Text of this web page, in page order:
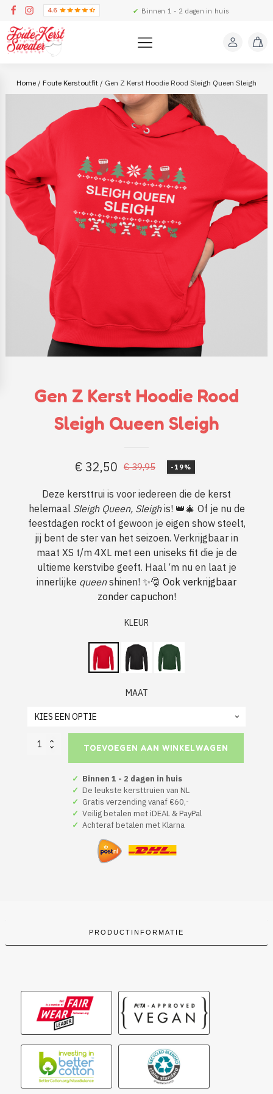
✔ Binnen 1 - 2 dagen in huis
Home / Foute Kerstoutfit / Gen Z Kerst Hoodie Rood Sleigh Queen Sleigh
Gen Z Kerst Hoodie Rood
Sleigh Queen Sleigh
€39,95
Oorspronkelijke
prijs
was:
€ 39,95.
€32,50
Huidige
prijs
is:
€ 32,50.
-19%
Deze kersttrui is voor iedereen die de kerst
helemaal Sleigh Queen, Sleighis! 👑🎄 Of je nu de
feestdagen rockt of gewoon je eigen show steelt,
jij bent de ster van het seizoen. Verkrijgbaar in
maat XS t/m 4XL met een uniseks fit die je de
ultieme kerstvibe geeft. Haal ‘m nu en laat je
innerlijke queenshinen! ✨🎅 Ook verkrijgbaar
zonder capuchon!
KLEUR
MAAT
Gen
TOEVOEGEN AAN WINKELWAGEN
✓ Binnen 1 - 2 dagen in huis
✓ De leukste kersttruien van NL
✓ Gratis verzending vanaf €60,-
✓ Veilig betalen met iDEAL & PayPal
✓ Achteraf betalen met Klarna
PRODUCTINFORMATIE